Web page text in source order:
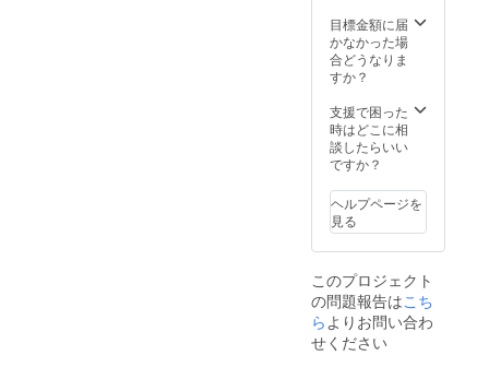
は使用
できま
せん。
です。
※誹謗中
傷等、
実行委
お届け
できな
いと判
断した
推しグ
ループ
へメッ
セージ
を希望
される
メッ
以内) ③
お名前
（ニッ
クネー
文字ま
殊文字
は使用
せん。
※無記名
も可能
です。
※誹謗中
推しグ
ループ
名(1組)
②お名
（ニッ
クネー
ム可）8
文字ま
殊文字
は使用
できま
せん。
も可能
です。
※実行委
員会で
掲載で
目標金額に届
かなかった場
合どうなりま
すか？
支援で困った
時はどこに相
談したらいい
ですか？
ヘルプページを
見る
このプロジェクト
の問題報告はこち
らよりお問い合わ
せください